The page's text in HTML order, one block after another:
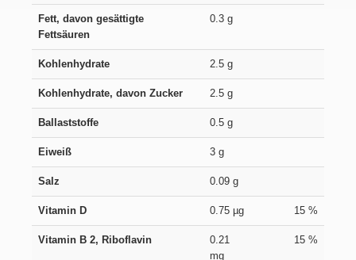
Fett, davon gesättigte
Fettsäuren
0.3 g
Kohlenhydrate 2.5 g
Kohlenhydrate, davon Zucker 2.5 g
Ballaststoffe 0.5 g
Eiweiß 3 g
Salz 0.09 g
Vitamin D 0.75 µg 15 %
Vitamin B 2, Riboflavin
0.21
mg
15 %